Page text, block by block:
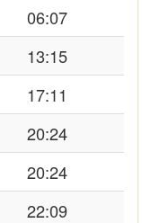
06:07
13:15
17:11
20:24
20:24
22:09